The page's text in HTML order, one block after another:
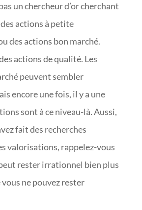
un chercheur d’or cherchant
actions à petite
des actions bon marché.
actions de qualité. Les
peuvent sembler
encore une fois, il y a une
sont à ce niveau-là. Aussi,
fait des recherches
valorisations, rappelez-vous
rester irrationnel bien plus
ne pouvez rester